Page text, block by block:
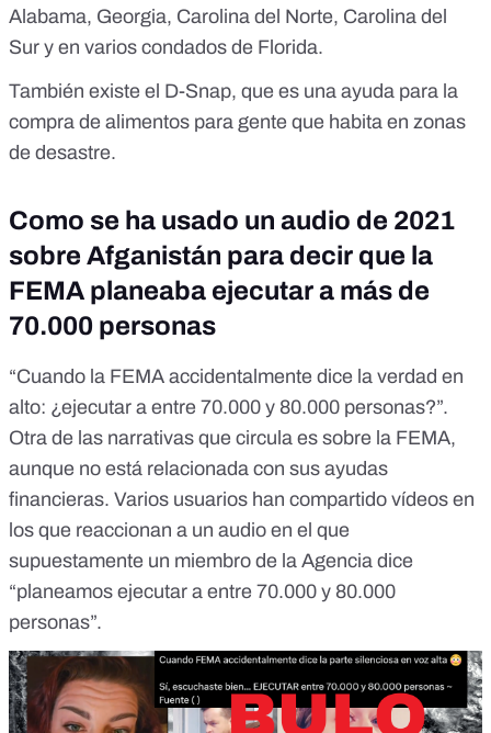
Alabama, Georgia, Carolina del Norte, Carolina del
Sur y en varios condados de Florida.
También existe el D-Snap, que es una ayuda para la
compra de alimentos para gente que habita en zonas
de desastre.
Como se ha usado un audio de 2021
sobre Afganistán para decir que la
FEMA planeaba ejecutar a más de
70.000 personas
“Cuando la FEMA accidentalmente dice la verdad en
alto: ¿ejecutar a entre 70.000 y 80.000 personas?”.
Otra de las narrativas que circula es sobre la FEMA,
aunque no está relacionada con sus ayudas
financieras. Varios usuarios han compartido vídeos en
los que reaccionan a un audio en el que
supuestamente un miembro de la Agencia dice
“planeamos ejecutar a entre 70.000 y 80.000
personas”.